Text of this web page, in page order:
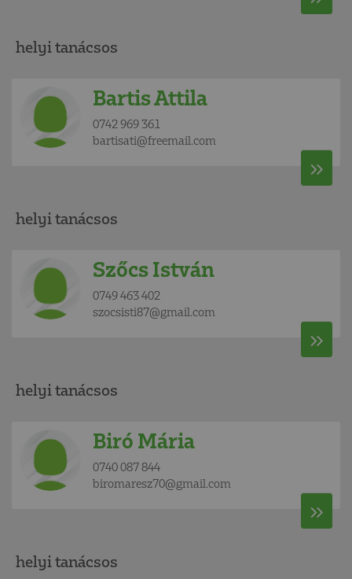
helyi tanácsos
Bartis Attila
0742 969 361
bartisati@freemail.com
helyi tanácsos
Szőcs István
0749 463 402
szocsisti87@gmail.com
helyi tanácsos
Biró Mária
0740 087 844
biromaresz70@gmail.com
helyi tanácsos